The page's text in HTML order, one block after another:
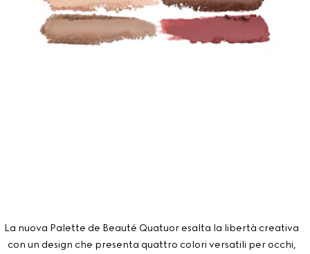
La nuova Palette de Beauté Quatuor esalta la libertà creativa
con un design che presenta quattro colori versatili per occhi,